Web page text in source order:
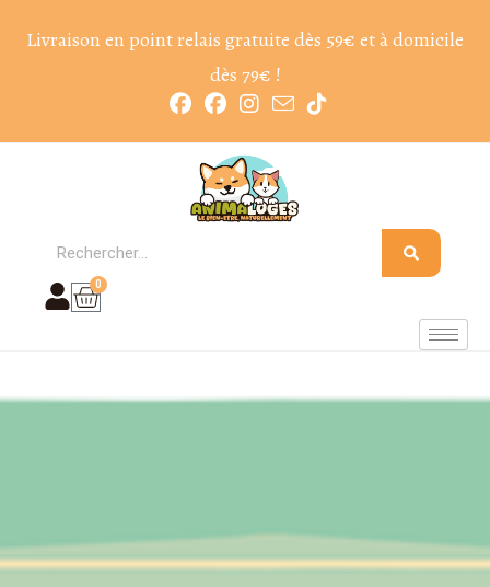
Livraison en point relais gratuite dès 59€ et à domicile
dès 79€ !
0